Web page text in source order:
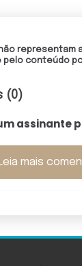
representam
pelo conteúdo
(0)
assinante
Leia mais